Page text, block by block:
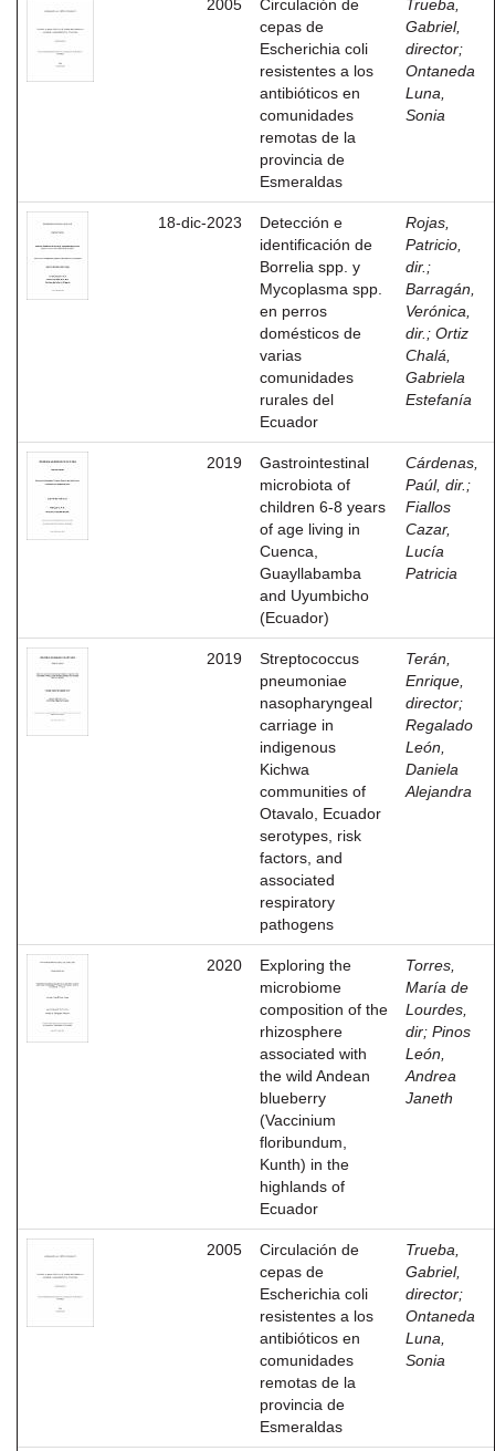
2005
Circulación de
cepas de
Escherichia coli
resistentes a los
antibióticos en
comunidades
remotas de la
provincia de
Esmeraldas
Trueba,
Gabriel,
director;
Ontaneda
Luna,
Sonia
18-dic-2023
Detección e
identificación de
Borrelia spp. y
Mycoplasma spp.
en perros
domésticos de
varias
comunidades
rurales del
Ecuador
Rojas,
Patricio,
dir. ;
Barragán,
Verónica,
dir. ; Ortiz
Chalá,
Gabriela
Estefanía
2019
Gastrointestinal
microbiota of
children 6-8 years
of age living in
Cuenca,
Guayllabamba
and Uyumbicho
(Ecuador)
Cárdenas,
Paúl, dir. ;
Fiallos
Cazar,
Lucía
Patricia
2019
Streptococcus
pneumoniae
nasopharyngeal
carriage in
indigenous
Kichwa
communities of
Otavalo, Ecuador
serotypes, risk
factors, and
associated
respiratory
pathogens
Terán,
Enrique,
director;
Regalado
León,
Daniela
Alejandra
2020
Exploring the
microbiome
composition of the
rhizosphere
associated with
the wild Andean
blueberry
(Vaccinium
floribundum,
Kunth) in the
highlands of
Ecuador
Torres,
María de
Lourdes,
dir; Pinos
León,
Andrea
Janeth
2005
Circulación de
cepas de
Escherichia coli
resistentes a los
antibióticos en
comunidades
remotas de la
provincia de
Esmeraldas
Trueba,
Gabriel,
director;
Ontaneda
Luna,
Sonia